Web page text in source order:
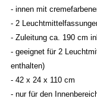
- innen mit
- 2
- Zuleitung ca. 190 cm
- geeignet für 2
enthalten)
- 42 x 24 x 110 cm
- nur für den